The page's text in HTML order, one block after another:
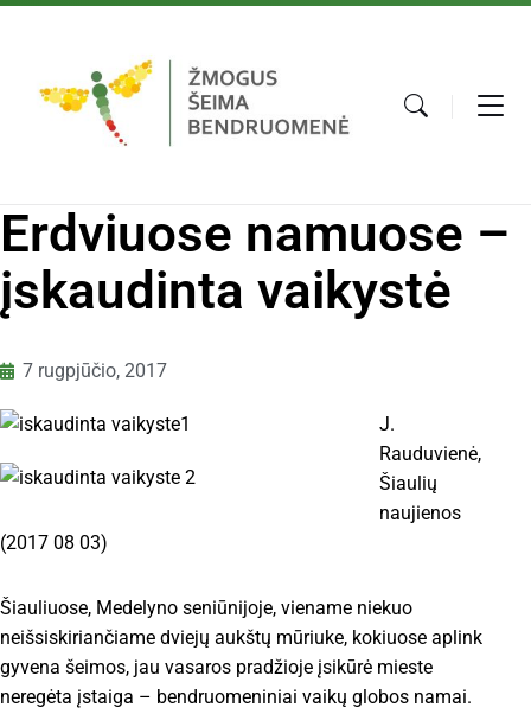
Erdviuose namuose –
įskaudinta vaikystė
7 rugpjūčio, 2017
J.
Rauduvienė,
Šiaulių
naujienos
(2017 08 03)
Šiauliuose, Medelyno seniūnijoje, viename niekuo
neišsiskiriančiame dviejų aukštų mūriuke, kokiuose aplink
gyvena šeimos, jau vasaros pradžioje įsikūrė mieste
neregėta įstaiga – bendruomeniniai vaikų globos namai.